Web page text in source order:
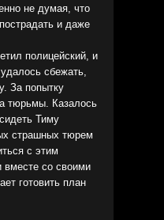
не думая, что
и даже
полицейский, и
сбежать,
За попытку
тюрьмы. Казалось
Тиму
страшных тюрем
с этим
вместе со своими
готовить план